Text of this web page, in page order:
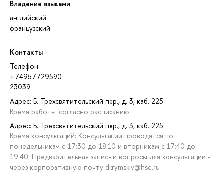
Владение языками
английский
французский
Контакты
Телефон:
+74957729590
23039
Адрес: Б. Трехсвятительский пер., д. 3, каб. 225
Время работы: согласно расписанию
Адрес: Б. Трехсвятительский пер., д. 3, каб. 225
Время консультаций: Консультации проводятся по
понедельникам с 17:30 до 18:10 и вторникам с 17:40 до
19:40. Предварительная запись и вопросы для консультации -
через корпоративную почту dkrymskiy@hse.ru